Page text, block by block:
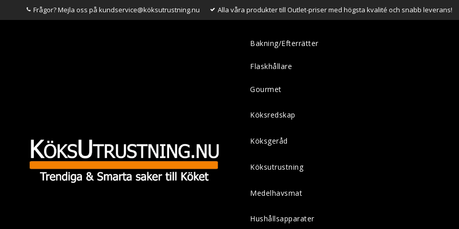
Frågor? Mejla oss på kundservice@köksutrustning.nu Alla våra produkter till Outlet-priser med högsta kvalité och snabb leverans!
Bakning/Efterrätter
Flaskhållare
Gourmet
Köksredskap
Köksgeråd
Köksutrustning
Medelhavsmat
Hushållsapparater